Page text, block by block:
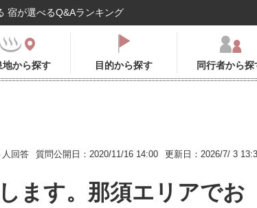
宿が選べるQ&Aランキング
地から探す 目的から探す 同行者から探
人回答 質問公開日：2020/11/16 14:00 更新日：2026/7/ 3
ます。那須エリアでお